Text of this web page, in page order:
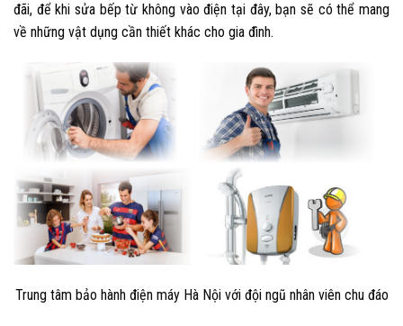
đãi, để khi sửa bếp từ không vào điện tại đây, bạn sẽ có thể mang
về những vật dụng cần thiết khác cho gia đình.
Trung tâm bảo hành điện máy Hà Nội với đội ngũ nhân viên chu đáo